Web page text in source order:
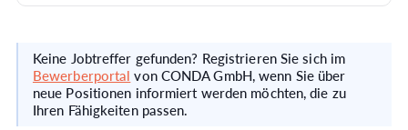
Keine Jobtreffer gefunden? Registrieren Sie sich im
Bewerberportal von CONDA GmbH, wenn Sie über
neue Positionen informiert werden möchten, die zu
Ihren Fähigkeiten passen.